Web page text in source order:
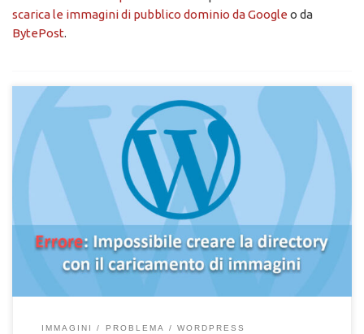
scarica le immagini di pubblico dominio da Google o da
BytePost.
Hai da poco realizzato un sito web con WordPress e stai
cercando di caricare nuovi file media e immagini nella libreria e
ti compare un errore? Il problema che descriviamo oggi si
presenta in siti web appena creati con il CMS WordPress, che
necessitano ancora di diverso tempo per essere configurati
adeguatamente. Leggi anche: I primi passi con WordPress>>
L’errore […]
IMMAGINI PROBLEMA WORDPRESS